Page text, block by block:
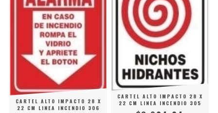
CARTEL ALTO IMPACTO 28 X
22 CM LINEA INCENDIO 306
CARTEL ALTO IMPACTO 28 X
22 CM LINEA INCENDIO 305